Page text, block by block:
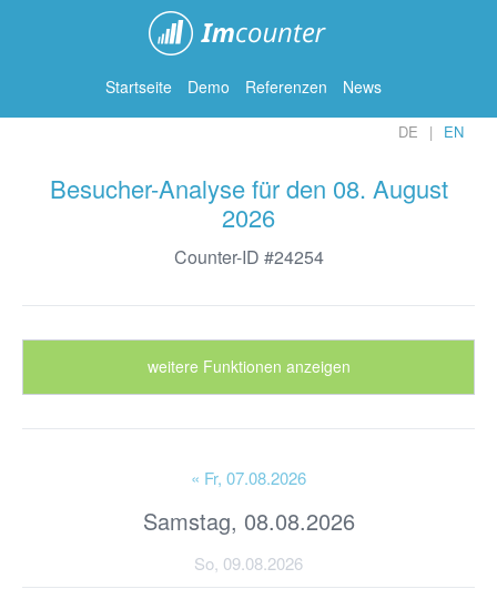
Startseite Demo Referenzen News
DE EN
Besucher-Analyse für den 08. August
2026
Counter-ID #24254
weitere Funktionen anzeigen
« Fr, 07.08.2026
Samstag, 08.08.2026
So, 09.08.2026